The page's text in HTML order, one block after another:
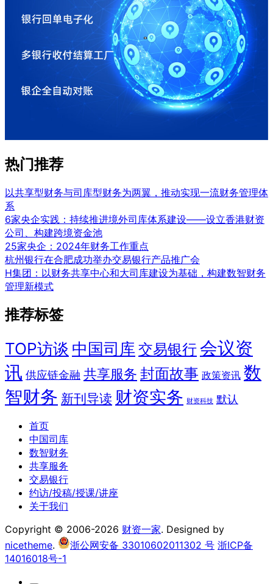
热门推荐
以共享型财务与司库型财务为两翼，推动实现一流财务管理体
系
6家央企实践：持续推进境外司库体系建设——设立香港财资
公司、构建跨境资金池
25家央企：2024年财务工作重点
杭州银行在合肥成功举办交易银行产品推广会
H集团：以财务共享中心和大司库建设为基础，构建数智财务
管理新模式
推荐标签
TOP访谈 中国司库 交易银行会议资
讯 供应链金融 共享服务 封面故事 政策资讯 数
智财务 新刊导读 财资实务 财资科技 默认
首页
中国司库
数智财务
共享服务
交易银行
约访/投稿/授课/讲座
关于我们
Copyright © 2006-2026 财资一家. Designed by
nicetheme. 浙公网安备 33010602011302 号 浙ICP备
14016018号-1